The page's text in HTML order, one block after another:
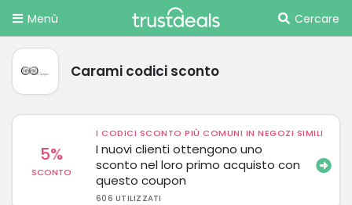
Menù Cercare
Carami codici sconto
5%
SCONTO
I CODICI SCONTO PIÙ COMUNI IN NEGOZI SIMILI
I nuovi clienti ottengono uno
sconto nel loro primo acquisto con
questo coupon
606 UTILIZZATI